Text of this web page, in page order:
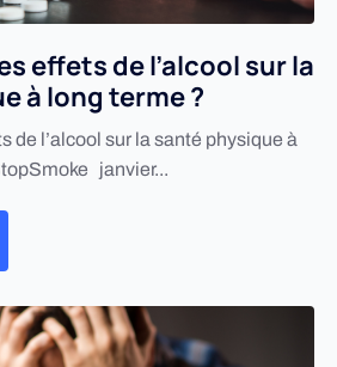
effets de l’alcool sur la
à long terme ?
de l’alcool sur la santé physique à
janvier...